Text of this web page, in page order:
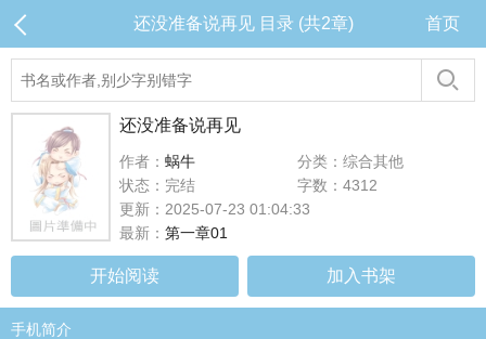
还没准备说再见 目录 (共2章) 首页
还没准备说再见
作者： 蜗牛
分类：综合其他
状态：完结
字数：4312
更新：2025-07-23 01:04:33
最新： 第一章01
开始阅读 加入书架
手机简介